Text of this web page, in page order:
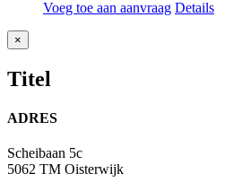
Voeg toe aan aanvraag Details
Close
product
view
×
Titel
ADRES
Scheibaan 5c
5062 TM Oisterwijk